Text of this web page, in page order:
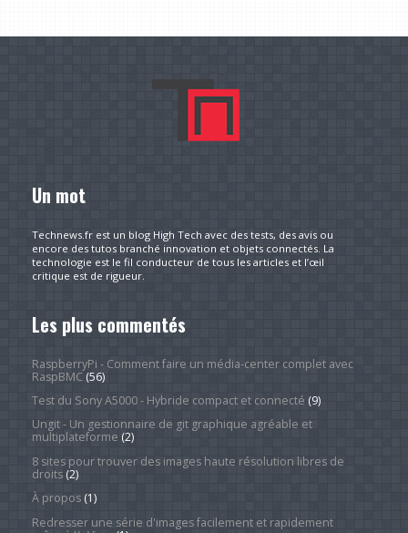
Un mot
Technews.fr est un blog High Tech avec des tests, des avis ou
encore des tutos branché innovation et objets connectés. La
technologie est le fil conducteur de tous les articles et l’œil
critique est de rigueur.
Les plus commentés
RaspberryPi - Comment faire un média-center complet avec
RaspBMC(56)
Test du Sony A5000 - Hybride compact et connecté (9)
Ungit - Un gestionnaire de git graphique agréable et
multiplateforme (2)
8 sites pour trouver des images haute résolution libres de
droits(2)
À propos(1)
Redresser une série d'images facilement et rapidement